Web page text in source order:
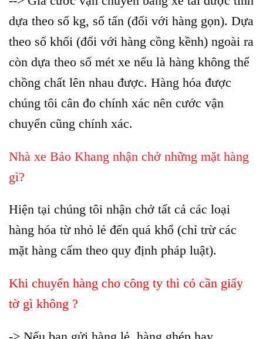
dựa theo số kg, số tấn (đối với hàng gọn). Dựa
theo số khối (đối với hàng cồng kềnh) ngoài ra
còn dựa theo số mét xe nếu là hàng không thể
chồng chất lên nhau được. Hàng hóa được
chúng tôi cân đo chính xác nên cước vận
chuyển cũng chính xác.
Nhà xe Bảo Khang nhận chở những mặt hàng
gì?
Hiện tại chúng tôi nhận chở tất cả các loại
hàng hóa từ nhỏ lẻ đến quá khổ (chỉ trừ các
mặt hàng cấm theo quy định pháp luật).
Khi chuyển hàng cho công ty thì có cần giấy
tờ gì không ?